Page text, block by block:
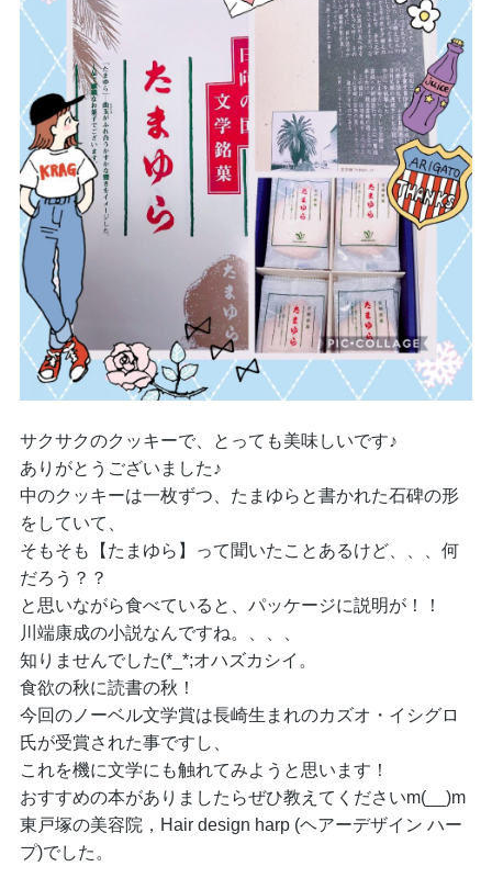
サクサクのクッキーで、とっても美味しいです♪
ありがとうございました♪
中のクッキーは一枚ずつ、たまゆらと書かれた石碑の形
をしていて、
そもそも【たまゆら】って聞いたことあるけど、、、何
だろう？？
と思いながら食べていると、パッケージに説明が！！
川端康成の小説なんですね。、、、
知りませんでした(*_*;オハズカシイ。
食欲の秋に読書の秋！
今回のノーベル文学賞は長崎生まれのカズオ・イシグロ
氏が受賞された事ですし、
これを機に文学にも触れてみようと思います！
おすすめの本がありましたらぜひ教えてくださいm(__)m
東戸塚の美容院，Hair design harp (ヘアーデザイン ハー
プ)でした。